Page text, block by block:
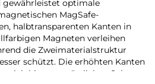
gewährleistet optimale
MagSafe-
halbtransparenten Kanten in
Magneten verleihen
die Zweimaterialstruktur
schützt. Die erhöhten Kanten
bieten zusätzlichen Schutz